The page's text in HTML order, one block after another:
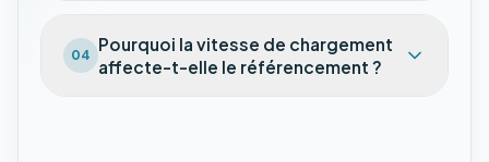
04
Pourquoi la vitesse de chargement
affecte-t-elle le référencement ?